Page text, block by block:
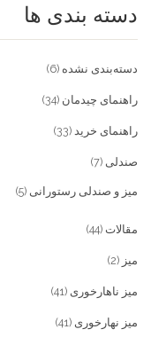
میز و صندلی خانگی
تماس با ما
خدمات
تماس با ما
سوالات متداول
پیش پرداخت
دسته بندی ها
دسته‌بندی نشده (6)
راهنمای چیدمان (34)
راهنمای خرید (33)
صندلی (7)
میز و صندلی رستورانی (5)
مقالات (44)
میز (2)
میز ناهارخوری (41)
میز نهارخوری (41)